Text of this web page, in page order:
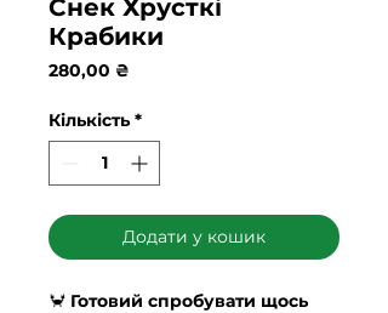
Снек Хрусткі
Крабики
280,00 ₴
Кількість *
Додати у кошик
🦀 Готовий спробувати щось